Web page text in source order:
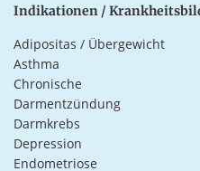
Indikationen /
Adipositas / Übergewicht
Asthma
Chronische
Darmentzündung
Darmkrebs
Depression
Endometriose